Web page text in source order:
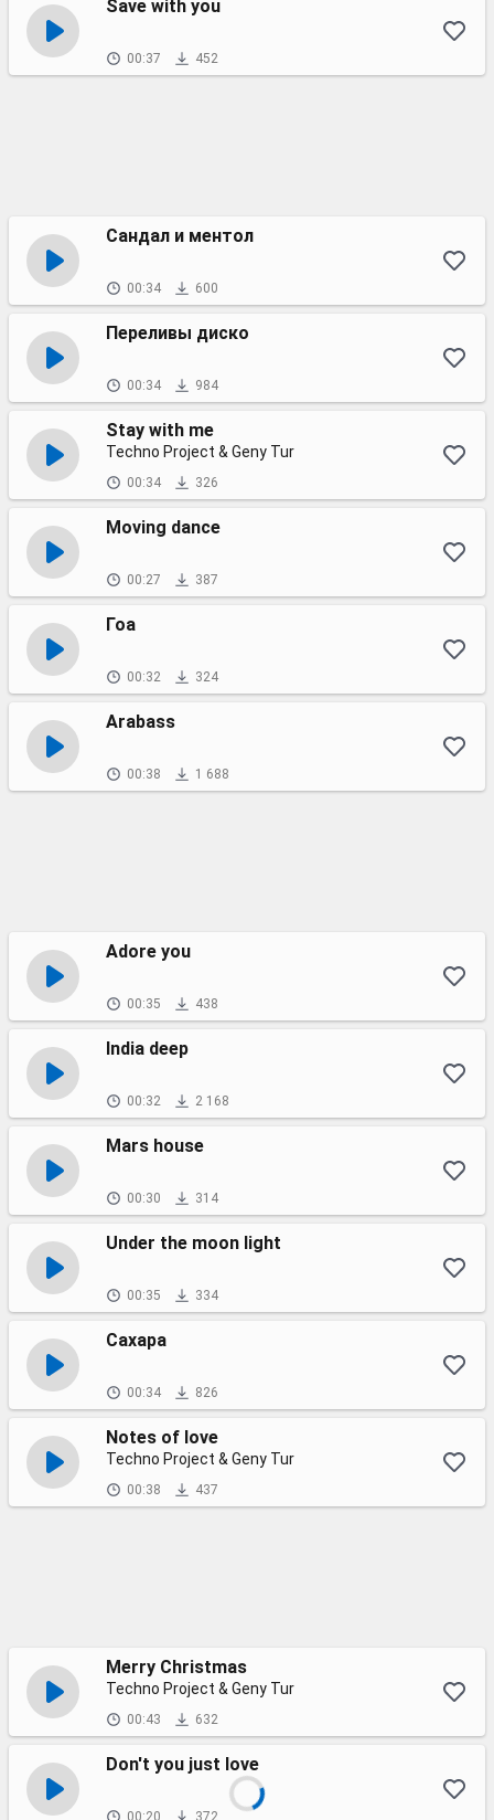
Save with you
00:37 452
Сандал и ментол
00:34 600
Переливы диско
00:34 984
Stay with me
Techno Project & Geny Tur
00:34 326
Moving dance
00:27 387
Гоа
00:32 324
Arabass
00:38 1 688
Adore you
00:35 438
India deep
00:32 2 168
Mars house
00:30 314
Under the moon light
00:35 334
Сахара
00:34 826
Notes of love
Techno Project & Geny Tur
00:38 437
Merry Christmas
Techno Project & Geny Tur
00:43 632
Don't you just love
00:20 372